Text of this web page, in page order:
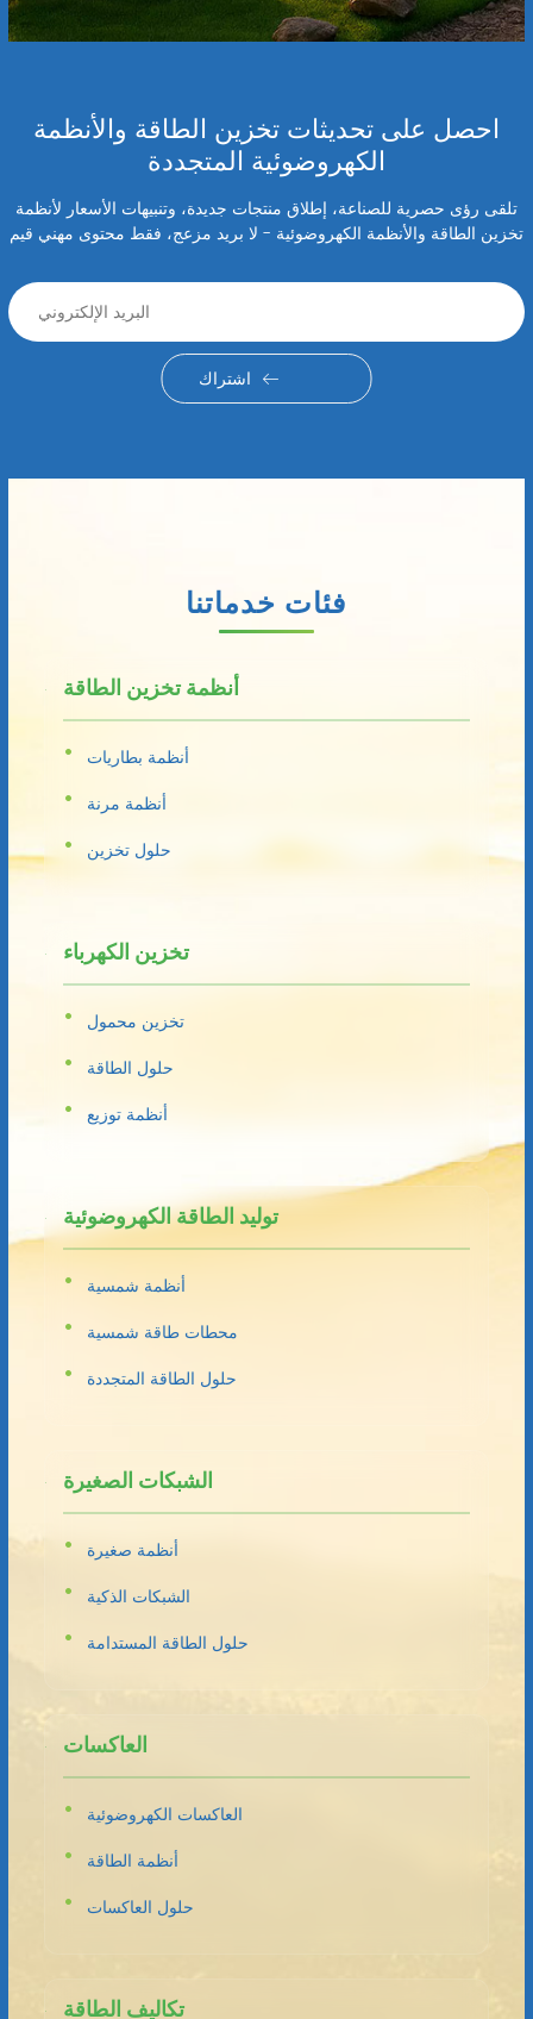
احصل على تحديثات تخزين الطاقة والأنظمة
الكهروضوئية المتجددة
تلقى رؤى حصرية للصناعة، إطلاق منتجات جديدة، وتنبيهات الأسعار لأنظمة
تخزين الطاقة والأنظمة الكهروضوئية - لا بريد مزعج، فقط محتوى مهني قيم
اشتراك
فئات خدماتنا
أنظمة تخزين الطاقة
أنظمة بطاريات
أنظمة مرنة
حلول تخزين
تخزين الكهرباء
تخزين محمول
حلول الطاقة
أنظمة توزيع
توليد الطاقة الكهروضوئية
أنظمة شمسية
محطات طاقة شمسية
حلول الطاقة المتجددة
الشبكات الصغيرة
أنظمة صغيرة
الشبكات الذكية
حلول الطاقة المستدامة
العاكسات
العاكسات الكهروضوئية
أنظمة الطاقة
حلول العاكسات
تكاليف الطاقة